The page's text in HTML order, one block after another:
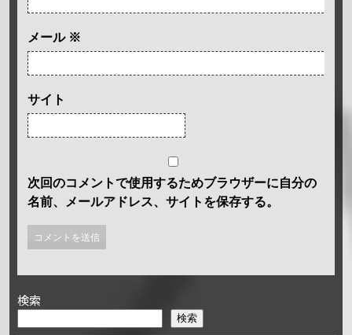
メール ※
サイト
次回のコメントで使用するためブラウザーに自分の
名前、メールアドレス、サイトを保存する。
検索
検索